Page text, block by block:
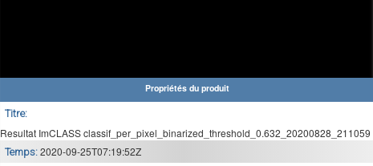
Propriétés du produit
Titre:
Resultat ImCLASS classif_per_pixel_binarized_threshold_0.632_20200828_211059
Temps: 2020-09-25T07:19:52Z